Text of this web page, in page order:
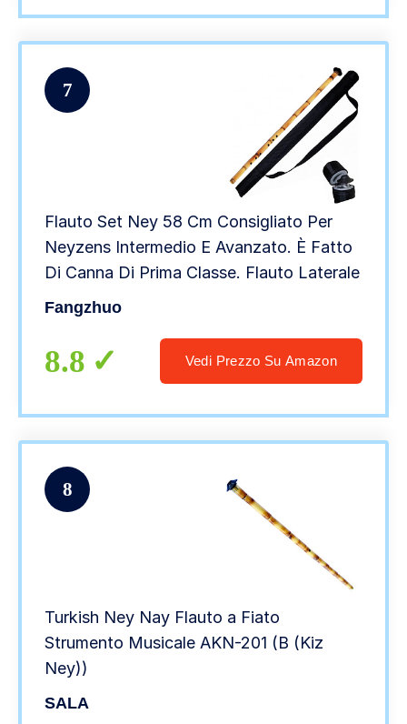
7
Flauto Set Ney 58 Cm Consigliato Per
Neyzens Intermedio E Avanzato. È Fatto
Di Canna Di Prima Classe. Flauto Laterale
Fangzhuo
8.8 Vedi Prezzo Su Amazon
8
Turkish Ney Nay Flauto a Fiato
Strumento Musicale AKN-201 (B (Kiz
Ney))
SALA